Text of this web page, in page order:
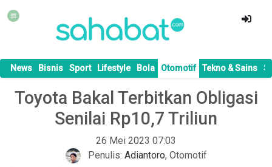
News Bisnis Sport Lifestyle Bola Otomotif Tekno & Sains
Toyota Bakal Terbitkan Obligasi
Senilai Rp10,7 Triliun
26 Mei 2023 07:03
Penulis: Adiantoro, Otomotif